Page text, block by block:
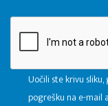
Uočili ste krivu
pogrešku na e-mail